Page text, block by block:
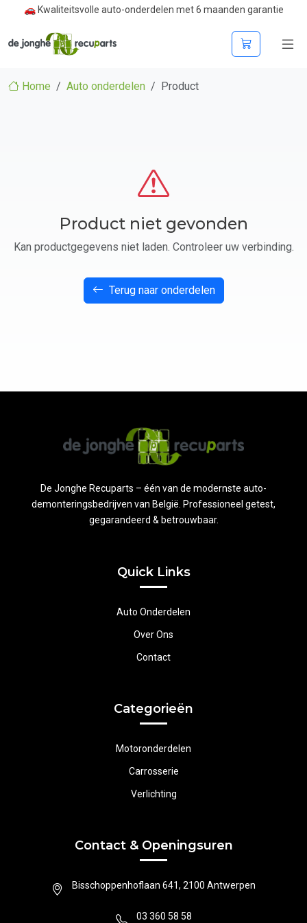
🚗 Kwaliteitsvolle auto-onderdelen met 6 maanden garantie
Home Auto onderdelen Product
Product niet gevonden
Kan productgegevens niet laden. Controleer uw verbinding.
Terug naar onderdelen
De Jonghe Recuparts – één van de modernste auto-
demonteringsbedrijven van België. Professioneel getest,
gegarandeerd & betrouwbaar.
Quick Links
Auto Onderdelen
Over Ons
Contact
Categorieën
Motoronderdelen
Carrosserie
Verlichting
Contact & Openingsuren
Bisschoppenhoflaan 641, 2100 Antwerpen
03 360 58 58